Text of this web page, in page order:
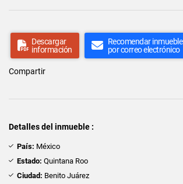
Descargar
información
Recomendar inmueble
por correo electrónico
Compartir
Detalles del inmueble :
País: México
Estado: Quintana Roo
Ciudad: Benito Juárez